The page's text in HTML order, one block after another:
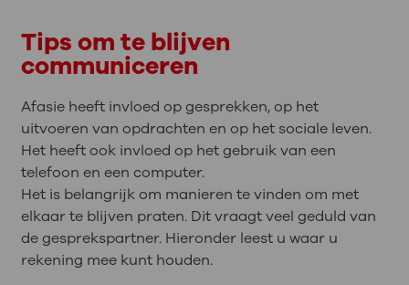
Tips om te blijven
communiceren
Afasie heeft invloed op gesprekken, op het
uitvoeren van opdrachten en op het sociale leven.
Het heeft ook invloed op het gebruik van een
telefoon en een computer.
Het is belangrijk om manieren te vinden om met
elkaar te blijven praten. Dit vraagt veel geduld van
de gesprekspartner. Hieronder leest u waar u
rekening mee kunt houden.